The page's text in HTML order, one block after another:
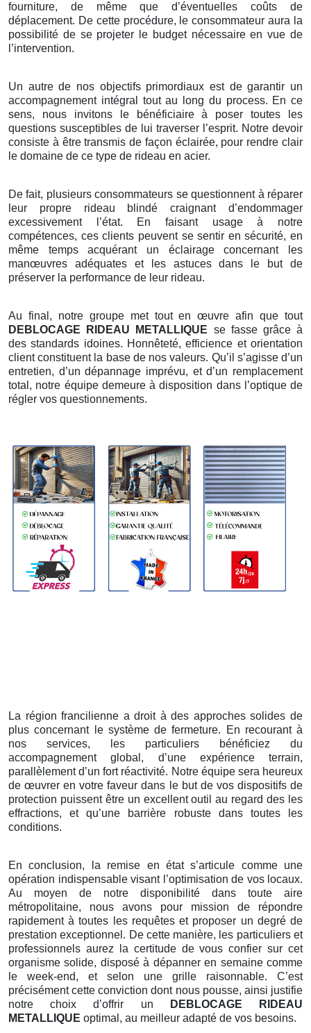
fourniture, de même que d’éventuelles coûts de
déplacement. De cette procédure, le consommateur aura la
possibilité de se projeter le budget nécessaire en vue de
l’intervention.
Un autre de nos objectifs primordiaux est de garantir un
accompagnement intégral tout au long du process. En ce
sens, nous invitons le bénéficiaire à poser toutes les
questions susceptibles de lui traverser l’esprit. Notre devoir
consiste à être transmis de façon éclairée, pour rendre clair
le domaine de ce type de rideau en acier.
De fait, plusieurs consommateurs se questionnent à réparer
leur propre rideau blindé craignant d’endommager
excessivement l’état. En faisant usage à notre
compétences, ces clients peuvent se sentir en sécurité, en
même temps acquérant un éclairage concernant les
manœuvres adéquates et les astuces dans le but de
préserver la performance de leur rideau.
Au final, notre groupe met tout en œuvre afin que tout
DEBLOCAGE RIDEAU METALLIQUE se fasse grâce à
des standards idoines. Honnêteté, efficience et orientation
client constituent la base de nos valeurs. Qu’il s’agisse d’un
entretien, d’un dépannage imprévu, et d’un remplacement
total, notre équipe demeure à disposition dans l’optique de
régler vos questionnements.
La région francilienne a droit à des approches solides de
plus concernant le système de fermeture. En recourant à
nos services, les particuliers bénéficiez du
accompagnement global, d’une expérience terrain,
parallèlement d’un fort réactivité. Notre équipe sera heureux
de œuvrer en votre faveur dans le but de vos dispositifs de
protection puissent être un excellent outil au regard des les
effractions, et qu’une barrière robuste dans toutes les
conditions.
En conclusion, la remise en état s’articule comme une
opération indispensable visant l’optimisation de vos locaux.
Au moyen de notre disponibilité dans toute aire
métropolitaine, nous avons pour mission de répondre
rapidement à toutes les requêtes et proposer un degré de
prestation exceptionnel. De cette manière, les particuliers et
professionnels aurez la certitude de vous confier sur cet
organisme solide, disposé à dépanner en semaine comme
le week-end, et selon une grille raisonnable. C’est
précisément cette conviction dont nous pousse, ainsi justifie
notre choix d’offrir un
DEBLOCAGE RIDEAU
METALLIQUE optimal, au meilleur adapté de vos besoins.